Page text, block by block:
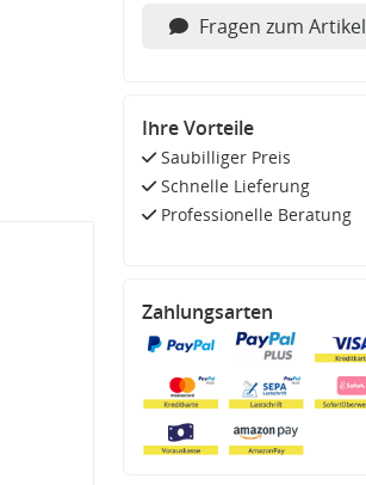
Fragen zum Artikel
Ihre Vorteile
Saubilliger Preis
Schnelle Lieferung
Professionelle Beratung
Zahlungsarten